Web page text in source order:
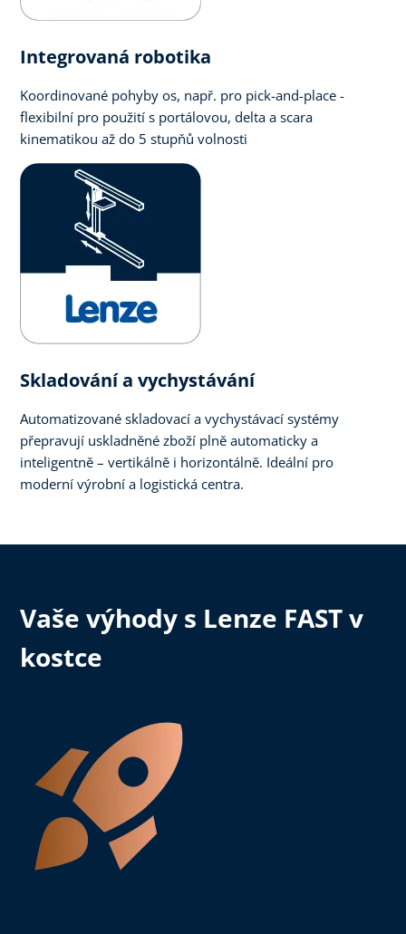
Integrovaná robotika
Koordinované pohyby os, např. pro pick-and-place -
flexibilní pro použití s portálovou, delta a scara
kinematikou až do 5 stupňů volnosti
Skladování a vychystávání
Automatizované skladovací a vychystávací systémy
přepravují uskladněné zboží plně automaticky a
inteligentně – vertikálně i horizontálně. Ideální pro
moderní výrobní a logistická centra.
Vaše výhody s Lenze FAST v
kostce